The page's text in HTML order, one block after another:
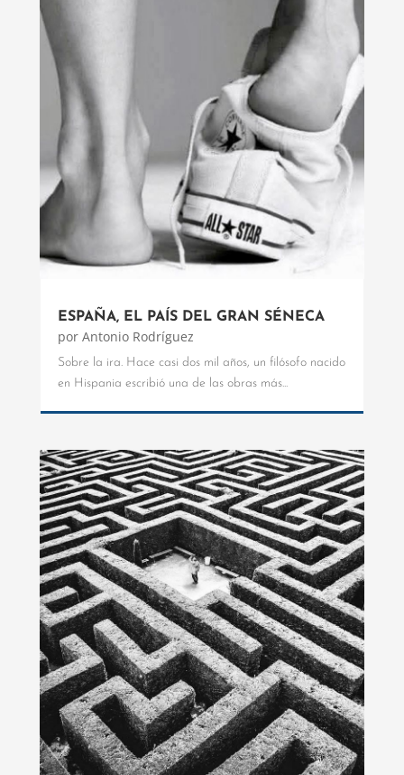
ESPAÑA, EL PAÍS DEL GRAN SÉNECA
por Antonio Rodríguez
Sobre la ira. Hace casi dos mil años, un filósofo nacido
en Hispania escribió una de las obras más...